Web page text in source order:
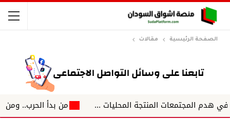
الصفحة الرئيسية مقالات
من بدأ الحرب.. ومن سيكتب